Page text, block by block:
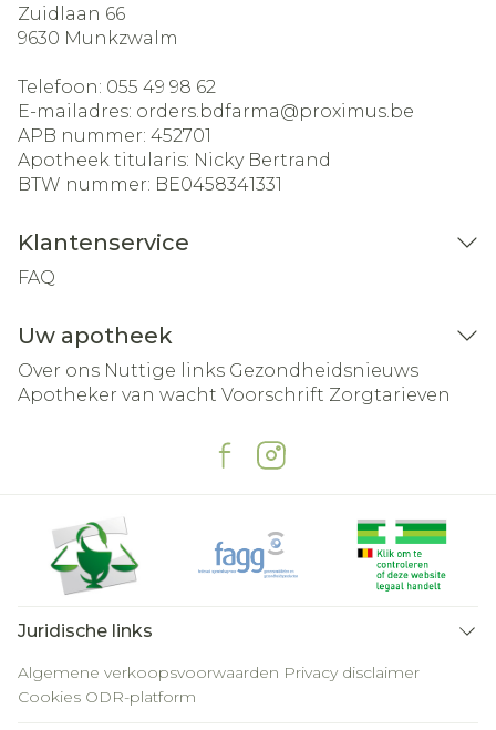
Zuidlaan 66
9630 Munkzwalm
Telefoon: 055 49 98 62
E-mailadres: orders.bdfarma@proximus.be
APB nummer: 452701
Apotheek titularis: Nicky Bertrand
BTW nummer: BE0458341331
Klantenservice
FAQ
Uw apotheek
Over ons Nuttige links Gezondheidsnieuws
Apotheker van wacht Voorschrift Zorgtarieven
Juridische links
Algemene verkoopsvoorwaarden Privacy disclaimer
Cookies ODR-platform